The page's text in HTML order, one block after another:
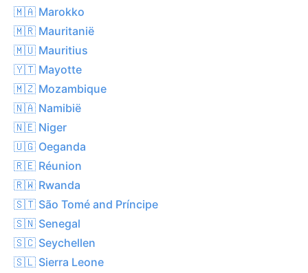
🇲🇦 Marokko
🇲🇷 Mauritanië
🇲🇺 Mauritius
🇾🇹 Mayotte
🇲🇿 Mozambique
🇳🇦 Namibië
🇳🇪 Niger
🇺🇬 Oeganda
🇷🇪 Réunion
🇷🇼 Rwanda
🇸🇹 São Tomé and Príncipe
🇸🇳 Senegal
🇸🇨 Seychellen
🇸🇱 Sierra Leone